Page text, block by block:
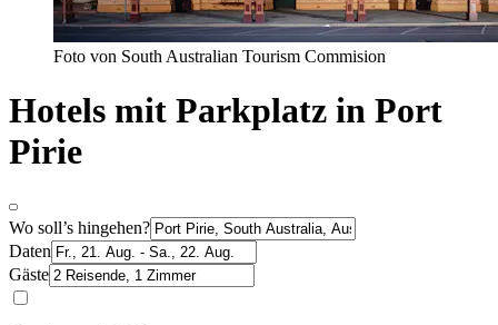
Foto von South Australian Tourism Commision
Hotels mit Parkplatz in Port
Pirie
Wo soll’s hingehen?
Daten
Gäste